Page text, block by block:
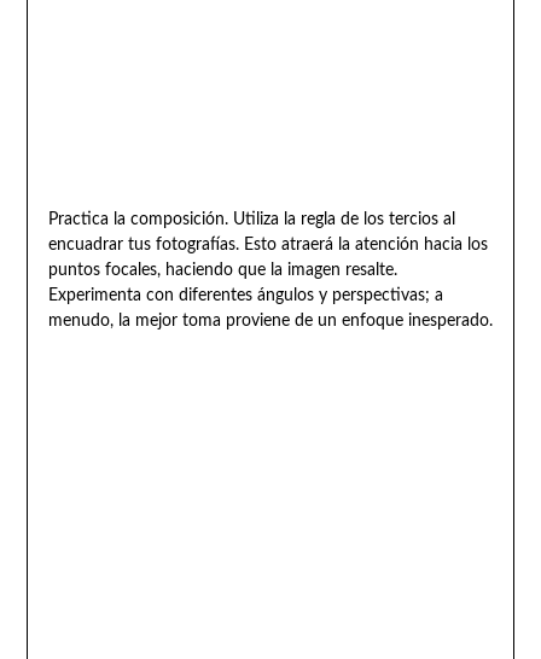
Practica la composición. Utiliza la regla de los tercios al
encuadrar tus fotografías. Esto atraerá la atención hacia los
puntos focales, haciendo que la imagen resalte.
Experimenta con diferentes ángulos y perspectivas; a
menudo, la mejor toma proviene de un enfoque inesperado.